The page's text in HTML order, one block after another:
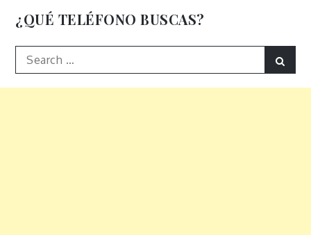
entradas
¿QUÉ TELÉFONO BUSCAS?
Search
for: